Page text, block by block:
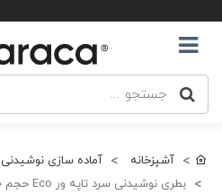
آشپزخانه آماده سازی نوشیدنی
بطری نوشیدنی سرد تاپه ور Eco حجم 310 میلی زرد